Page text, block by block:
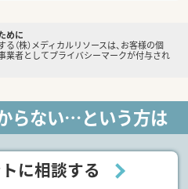
めに
（株）メディカルリソースは、お客様の個
業者としてプライバシーマークが付与され
らない…という方は
に相談する